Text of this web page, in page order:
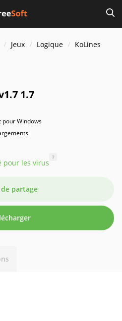
Jeux Logique
KoLines
1.7
pour Windows
pour les virus
?
partage